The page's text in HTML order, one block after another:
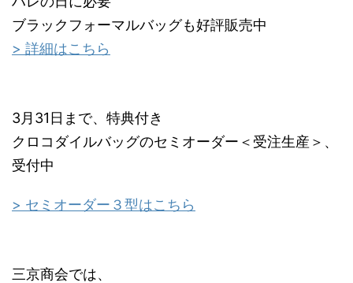
ブラックフォーマルバッグも好評販売中
> 詳細はこちら
3月31日まで、特典付き
クロコダイルバッグのセミオーダー＜受注生産＞、
受付中
> セミオーダー３型はこちら
三京商会では、